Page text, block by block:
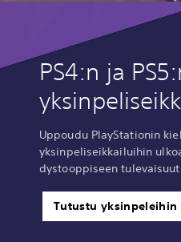
PS4:n ja
Uppoudu PlayStationin
yksinpeliseikkailuihin
dystooppiseen
Tutustu yksinpeleihin